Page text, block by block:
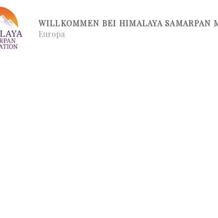
WILLKOMMEN BEI HIMALAYA SAMARPAN
Europa